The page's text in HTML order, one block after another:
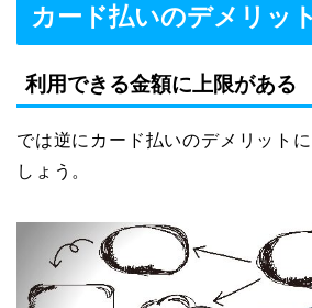
カード払いのデメリッ
利用できる金額に上限がある
では逆にカード払いのデメリット
しょう。